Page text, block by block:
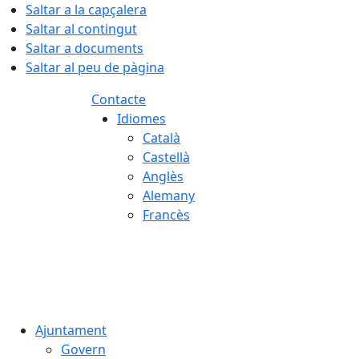
Saltar a la capçalera
Saltar al contingut
Saltar a documents
Saltar al peu de pàgina
Contacte
Idiomes
Català
Castellà
Anglès
Alemany
Francès
Ajuntament
Govern